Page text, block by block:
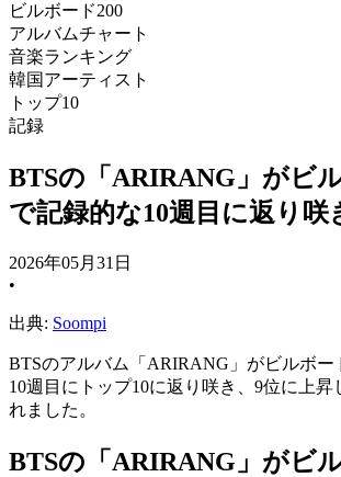
ビルボード200
アルバムチャート
音楽ランキング
韓国アーティスト
トップ10
記録
BTSの「ARIRANG」がビ
で記録的な10週目に返り咲
2026年05月31日
•
出典: Soompi
BTSのアルバム「ARIRANG」がビルボー
10週目にトップ10に返り咲き、9位に上昇
れました。
BTSの「ARIRANG」がビ